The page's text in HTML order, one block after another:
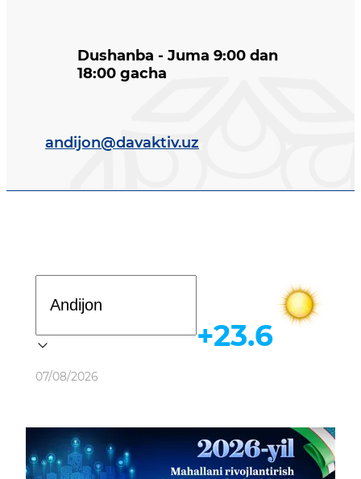
Dushanba - Juma 9:00 dan
18:00 gacha
andijon@davaktiv.uz
Ob-havo
07/08/2026
+23.6